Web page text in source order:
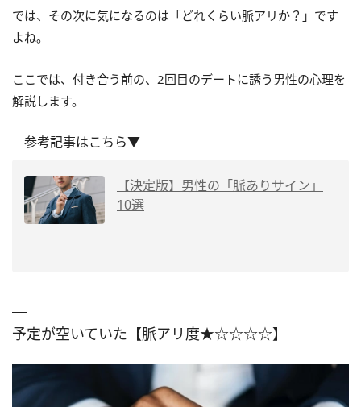
では、その次に気になるのは「どれくらい脈アリか？」です
よね。
ここでは、付き合う前の、2回目のデートに誘う男性の心理を
解説します。
参考記事はこちら▼
【決定版】男性の「脈ありサイン」
10選
予定が空いていた【脈アリ度★☆☆☆☆】